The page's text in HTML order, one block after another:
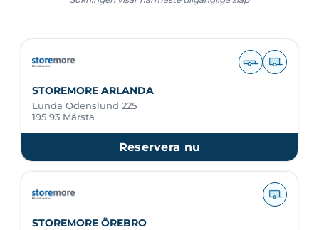
STOREMORE ARLANDA
Lunda Odenslund 225
195 93 Märsta
Reservera nu
STOREMORE ÖREBRO